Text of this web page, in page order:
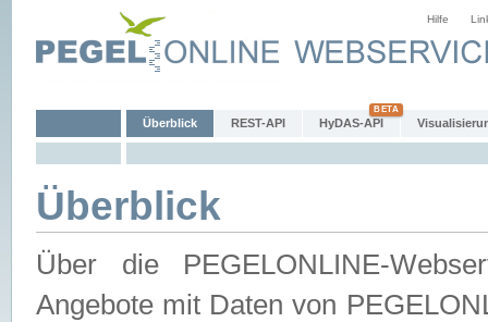
Hilfe
Überblick REST-API HyDAS-API
Überblick
Über die PEGELONLINE-
Angebote mit Daten von